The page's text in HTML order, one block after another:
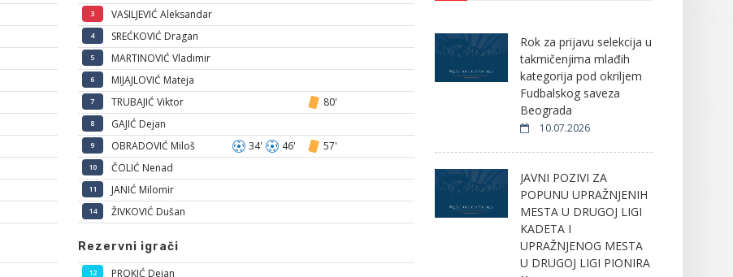
3 VASILJEVIĆ Aleksandar
4 SREĆKOVIĆ Dragan
5 MARTINOVIĆ Vladimir
6 MIJAJLOVIĆ Mateja
7 TRUBAJIĆ Viktor 80'
8 GAJIĆ Dejan
9 OBRADOVIĆ Miloš 34' 46' 57'
10 ČOLIĆ Nenad
11 JANIĆ Milomir
14 ŽIVKOVIĆ Dušan
Rezervni igrači
12 PROKIĆ Dejan
Rok za prijavu selekcija u
takmičenjima mlađih
kategorija pod okriljem
Fudbalskog saveza
Beograda
10.07.2026
JAVNI POZIVI ZA
POPUNU UPRAŽNJENIH
MESTA U DRUGOJ LIGI
KADETA I
UPRAŽNJENOG MESTA
U DRUGOJ LIGI PIONIRA